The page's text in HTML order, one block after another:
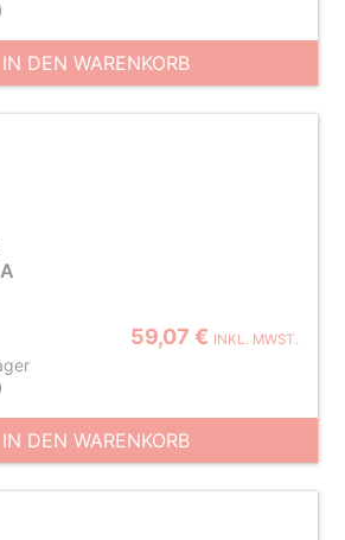
)
IN DEN WARENKORB
59,07 € INKL. MWST.
)
IN DEN WARENKORB